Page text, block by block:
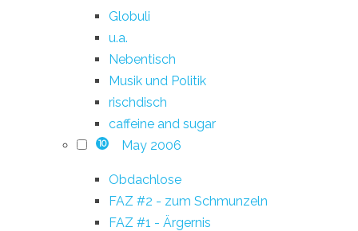
Globuli
u.a.
Nebentisch
Musik und Politik
rischdisch
caffeine and sugar
10 May 2006
Obdachlose
FAZ #2 - zum Schmunzeln
FAZ #1 - Ärgernis